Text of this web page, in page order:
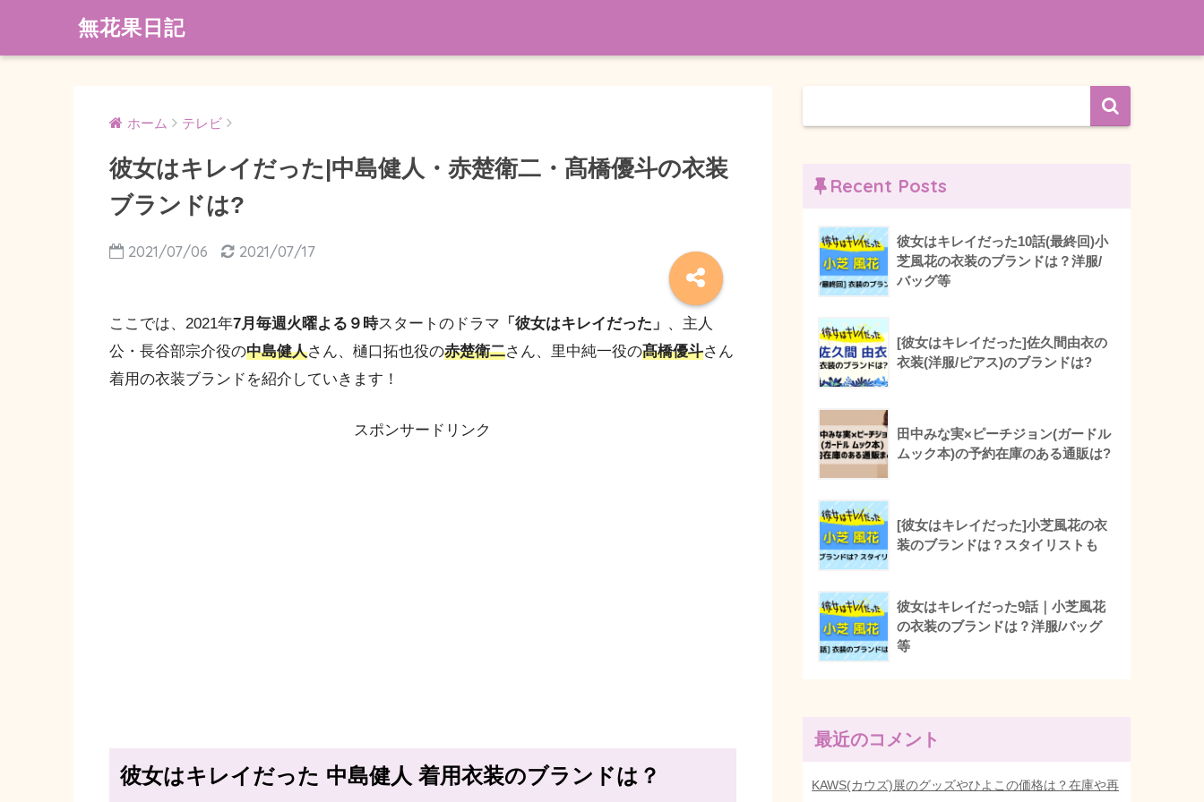
無花果日記
ホーム テレビ
彼女はキレイだった|中島健人・赤楚衛二・髙橋優斗の衣装
ブランドは?
2021/07/06 2021/07/17
ここでは、2021年7月毎週火曜よる９時スタートのドラマ 「彼女はキレイだった」 、主人
公・長谷部宗介役の中島健人さん、樋口拓也役の赤楚衛二さん、里中純一役の髙橋優斗さん
着用の衣装ブランドを紹介していきます！
スポンサードリンク
彼女はキレイだった 中島健人 着用衣装のブランドは？
Recent Posts
彼女はキレイだった10話(最終回)小
芝風花の衣装のブランドは？洋服/
バッグ等
[彼女はキレイだった]佐久間由衣の
衣装(洋服/ピアス)のブランドは?
田中みな実×ピーチジョン(ガードル
ムック本)の予約在庫のある通販は?
[彼女はキレイだった]小芝風花の衣
装のブランドは？スタイリストも
彼女はキレイだった9話｜小芝風花
の衣装のブランドは？洋服/バッグ
等
最近のコメント
KAWS(カウズ)展のグッズやひよこの価格は？在庫や再